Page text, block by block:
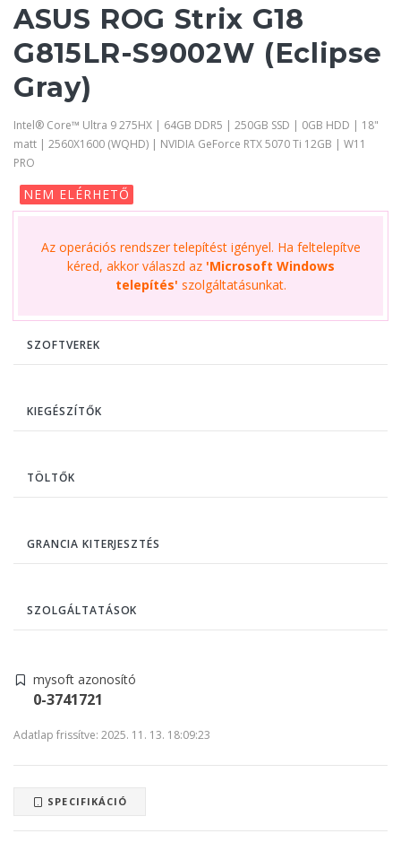
ASUS ROG Strix G18
G815LR-S9002W (Eclipse
Gray)
Intel® Core™ Ultra 9 275HX | 64GB DDR5 | 250GB SSD | 0GB HDD | 18"
matt | 2560X1600 (WQHD) | NVIDIA GeForce RTX 5070 Ti 12GB | W11
PRO
NEM ELÉRHETŐ
Az operációs rendszer telepítést igényel. Ha feltelepítve
kéred, akkor válaszd az 'Microsoft Windows
telepítés' szolgáltatásunkat.
SZOFTVEREK
KIEGÉSZÍTŐK
TÖLTŐK
GRANCIA KITERJESZTÉS
SZOLGÁLTATÁSOK
mysoft azonosító
0-3741721
Adatlap frissítve: 2025. 11. 13. 18:09:23
SPECIFIKÁCIÓ